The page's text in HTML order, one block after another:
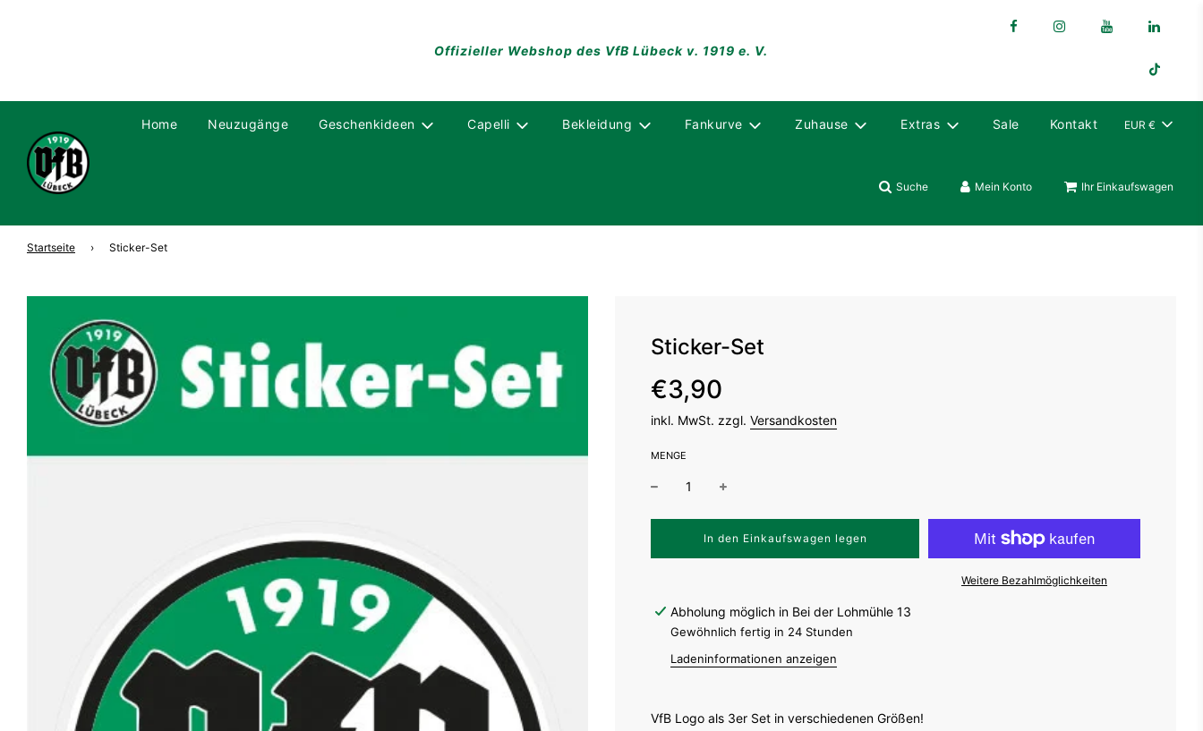
Offizieller Webshop des VfB Lübeck v. 1919 e. V.
Home Neuzugänge Geschenkideen Capelli Bekleidung Fankurve Zuhause Extras Sale Kontakt EUR €
Suche Mein Konto Ihr Einkaufswagen
Startseite › Sticker-Set
Sticker-Set
Sonderpreis
Normaler
Preis
€3,90
inkl. MwSt. zzgl. Versandkosten
MENGE
W
e
l
d
.
In den Einkaufswagen legen
Weitere Bezahlmöglichkeiten
Abholung möglich in Bei der Lohmühle 13
Gewöhnlich fertig in 24 Stunden
Ladeninformationen anzeigen
VfB Logo als 3er Set in verschiedenen Größen!